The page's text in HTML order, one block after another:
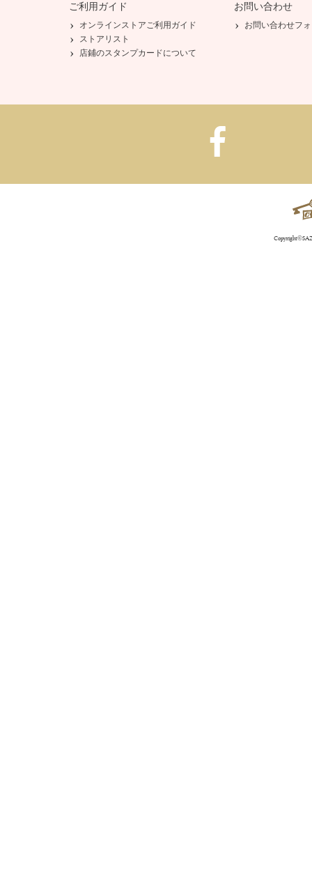
ご利用ガイド
オンラインストアご利用ガイド
ストアリスト
店鋪のスタンプカードについて
お問い合わせ
お問い合わせフ